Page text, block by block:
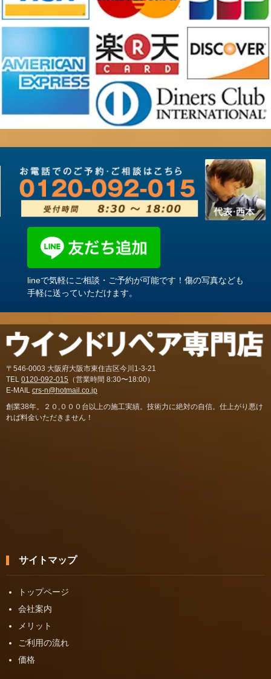
lineで気軽にご相談・ご予約が可能です！傷の写真なども
手軽に送っていただけます。
〒546-0003 大阪府大阪市東住吉区今川1-3-21
TEL 0120-092-015 （営業時間 8:30〜18:00）
E-MAIL crs-n@hotmail.co.jp
創業38年。２０,０００台以上の施工実績。技術力に絶対の自信。仕上がり悪け
れば料金いただきません！
サイトマップ
トップページ
会社案内
メリット
ご利用の流れ
価格